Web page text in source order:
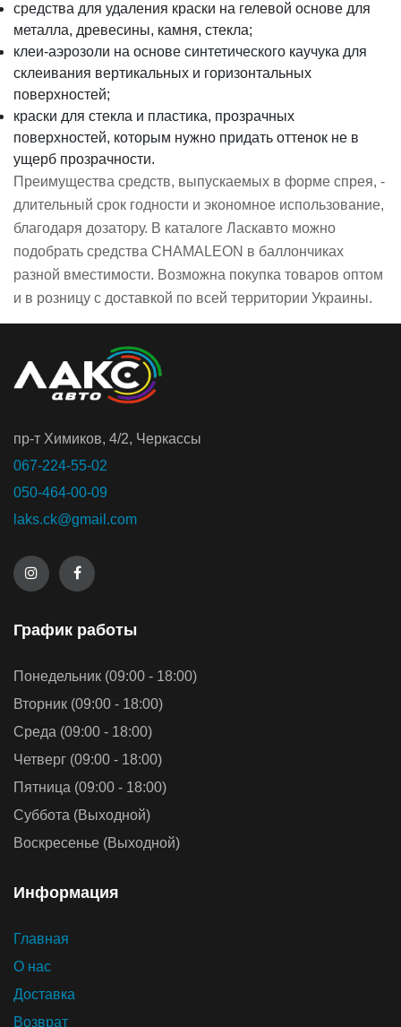
средства для удаления краски на гелевой основе для
металла, древесины, камня, стекла;
клеи-аэрозоли на основе синтетического каучука для
склеивания вертикальных и горизонтальных
поверхностей;
краски для стекла и пластика, прозрачных
поверхностей, которым нужно придать оттенок не в
ущерб прозрачности.
Преимущества средств, выпускаемых в форме спрея, -
длительный срок годности и экономное использование,
благодаря дозатору. В каталоге Ласкавто можно
подобрать средства CHAMALEON в баллончиках
разной вместимости. Возможна покупка товаров оптом
и в розницу с доставкой по всей территории Украины.
пр-т Химиков, 4/2, Черкассы
067-224-55-02
050-464-00-09
laks.ck@gmail.com
График работы
Понедельник (09:00 - 18:00)
Вторник (09:00 - 18:00)
Среда (09:00 - 18:00)
Четверг (09:00 - 18:00)
Пятница (09:00 - 18:00)
Суббота (Выходной)
Воскресенье (Выходной)
Информация
Главная
О нас
Доставка
Возврат